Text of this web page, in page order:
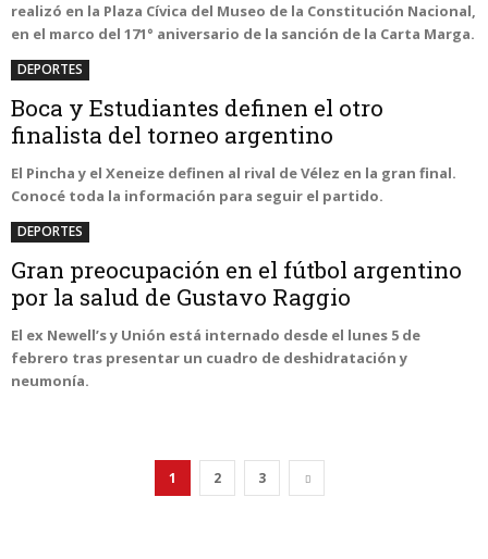
realizó en la Plaza Cívica del Museo de la Constitución Nacional,
en el marco del 171° aniversario de la sanción de la Carta Marga.
DEPORTES
Boca y Estudiantes definen el otro
finalista del torneo argentino
El Pincha y el Xeneize definen al rival de Vélez en la gran final.
Conocé toda la información para seguir el partido.
DEPORTES
Gran preocupación en el fútbol argentino
por la salud de Gustavo Raggio
El ex Newell’s y Unión está internado desde el lunes 5 de
febrero tras presentar un cuadro de deshidratación y
neumonía.
1 2 3